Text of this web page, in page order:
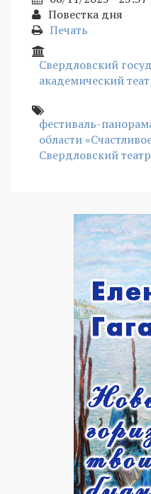
Повестка дня
Печать
Свердловский
академический
фестиваль-
области
Свердловский